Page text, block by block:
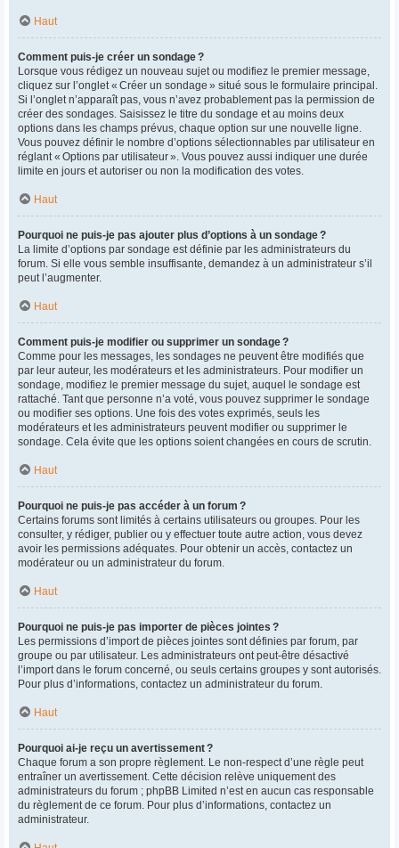
Haut
Comment puis-je créer un sondage ?
Lorsque vous rédigez un nouveau sujet ou modifiez le premier message,
cliquez sur l’onglet « Créer un sondage » situé sous le formulaire principal.
Si l’onglet n’apparaît pas, vous n’avez probablement pas la permission de
créer des sondages. Saisissez le titre du sondage et au moins deux
options dans les champs prévus, chaque option sur une nouvelle ligne.
Vous pouvez définir le nombre d’options sélectionnables par utilisateur en
réglant « Options par utilisateur ». Vous pouvez aussi indiquer une durée
limite en jours et autoriser ou non la modification des votes.
Haut
Pourquoi ne puis-je pas ajouter plus d’options à un sondage ?
La limite d’options par sondage est définie par les administrateurs du
forum. Si elle vous semble insuffisante, demandez à un administrateur s’il
peut l’augmenter.
Haut
Comment puis-je modifier ou supprimer un sondage ?
Comme pour les messages, les sondages ne peuvent être modifiés que
par leur auteur, les modérateurs et les administrateurs. Pour modifier un
sondage, modifiez le premier message du sujet, auquel le sondage est
rattaché. Tant que personne n’a voté, vous pouvez supprimer le sondage
ou modifier ses options. Une fois des votes exprimés, seuls les
modérateurs et les administrateurs peuvent modifier ou supprimer le
sondage. Cela évite que les options soient changées en cours de scrutin.
Haut
Pourquoi ne puis-je pas accéder à un forum ?
Certains forums sont limités à certains utilisateurs ou groupes. Pour les
consulter, y rédiger, publier ou y effectuer toute autre action, vous devez
avoir les permissions adéquates. Pour obtenir un accès, contactez un
modérateur ou un administrateur du forum.
Haut
Pourquoi ne puis-je pas importer de pièces jointes ?
Les permissions d’import de pièces jointes sont définies par forum, par
groupe ou par utilisateur. Les administrateurs ont peut-être désactivé
l’import dans le forum concerné, ou seuls certains groupes y sont autorisés.
Pour plus d’informations, contactez un administrateur du forum.
Haut
Pourquoi ai-je reçu un avertissement ?
Chaque forum a son propre règlement. Le non-respect d’une règle peut
entraîner un avertissement. Cette décision relève uniquement des
administrateurs du forum ; phpBB Limited n’est en aucun cas responsable
du règlement de ce forum. Pour plus d’informations, contactez un
administrateur.